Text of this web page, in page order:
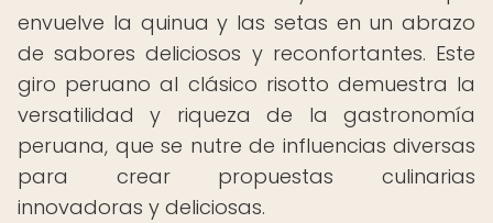
envuelve la quinua y las setas en un abrazo
de sabores deliciosos y reconfortantes. Este
giro peruano al clásico risotto demuestra la
versatilidad y riqueza de la gastronomía
peruana, que se nutre de influencias diversas
para crear propuestas culinarias
innovadoras y deliciosas.